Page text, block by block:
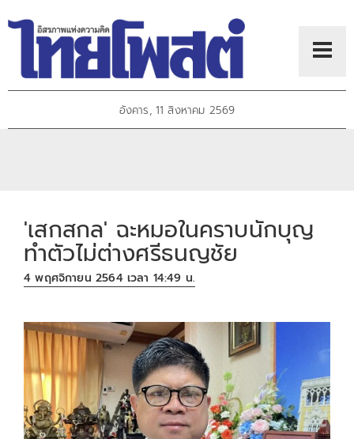
อังคาร, 11 สิงหาคม 2569
'เสกสกล' ฉะหมอในคราบนักบุญ
ทำตัวไม่ต่างศรีธนญชัย
4 พฤศจิกายน 2564 เวลา 14:49 น.